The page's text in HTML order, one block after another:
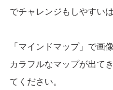
でチャレンジもしやすいは
「マインドマップ」で画
カラフルなマップが出て
てください。